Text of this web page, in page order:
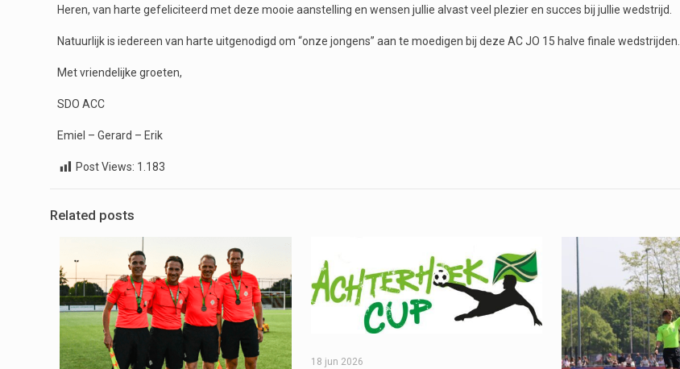
Heren, van harte gefeliciteerd met deze mooie aanstelling en wensen jullie alvast veel plezier en succes bij jullie wedstrijd.
Natuurlijk is iedereen van harte uitgenodigd om “onze jongens” aan te moedigen bij deze AC JO 15 halve finale wedstrijden.
Met vriendelijke groeten,
SDO ACC
Emiel – Gerard – Erik
Post Views: 1.183
Related posts
18 jun 2026